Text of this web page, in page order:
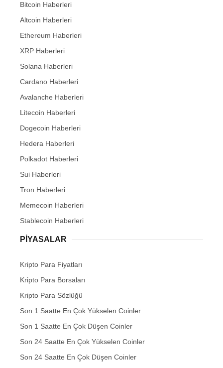
Bitcoin Haberleri
Altcoin Haberleri
Ethereum Haberleri
XRP Haberleri
Solana Haberleri
Cardano Haberleri
Avalanche Haberleri
Litecoin Haberleri
Dogecoin Haberleri
Hedera Haberleri
Polkadot Haberleri
Sui Haberleri
Tron Haberleri
Memecoin Haberleri
Stablecoin Haberleri
PIYASALAR
Kripto Para Fiyatları
Kripto Para Borsaları
Kripto Para Sözlüğü
Son 1 Saatte En Çok Yükselen Coinler
Son 1 Saatte En Çok Düşen Coinler
Son 24 Saatte En Çok Yükselen Coinler
Son 24 Saatte En Çok Düşen Coinler